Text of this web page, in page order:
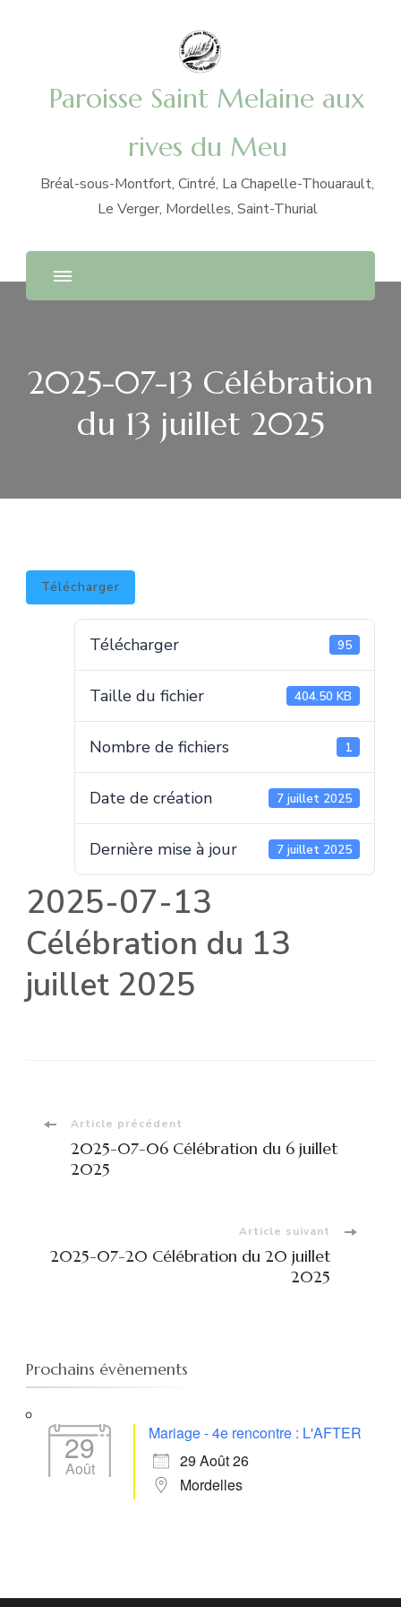
Paroisse Saint Melaine aux
rives du Meu
Bréal-sous-Montfort, Cintré, La Chapelle-Thouarault,
Le Verger, Mordelles, Saint-Thurial
2025-07-13 Célébration
du 13 juillet 2025
Télécharger
Télécharger 95
Taille du fichier 404.50 KB
Nombre de fichiers 1
Date de création 7 juillet 2025
Dernière mise à jour 7 juillet 2025
2025-07-13
Célébration du 13
juillet 2025
Navigation
d'article
Article précédent
2025-07-06 Célébration du 6 juillet
2025
Article suivant
2025-07-20 Célébration du 20 juillet
2025
Prochains évènements
29
Août
Mariage - 4e rencontre : L'AFTER
29 Août 26
Mordelles